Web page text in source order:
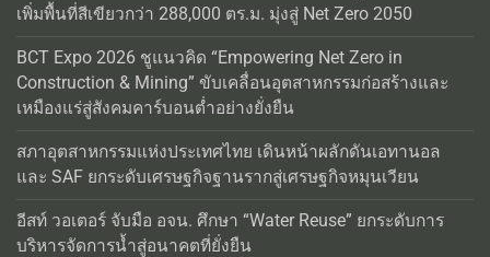
เพิ่มพื้นที่สีเขียวกว่า 288,000 ตร.ม. มุ่งสู่ Net Zero 2050
BCT Expo 2026 ชูแนวคิด “Empowering Net Zero in
Construction & Mining” ขับเคลื่อนอุตสาหกรรมก่อสร้างและ
เหมืองแร่สู่สังคมคาร์บอนต่ำอย่างยั่งยืน
สภาอุตสาหกรรมแห่งประเทศไทย เดินหน้าผลักดันเอทานอล
และ SAF ยกระดับเศรษฐกิจฐานรากสู่เศรษฐกิจหมุนเวียน
อีสท์ วอเตอร์ จับมือ อจน. ศึกษา “Water Reuse” ยกระดับการ
บริหารจัดการน้ำสู่อนาคตที่ยั่งยืน